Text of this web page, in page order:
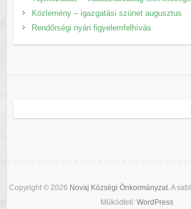
Közlemény – igazgatási szünet augusztus
Rendőrségi nyári figyelemfelhívás
Copyright © 2026 Novaj Községi Önkormányzat. A
Működteti: WordPress